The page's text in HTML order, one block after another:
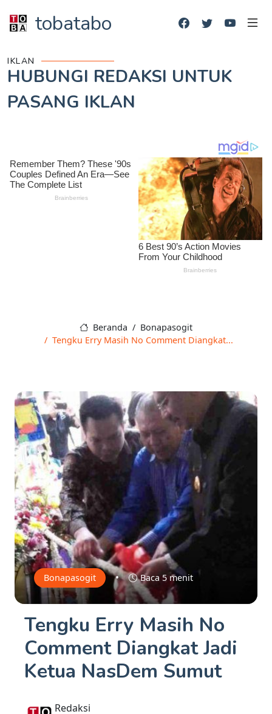
tobatabo
IKLAN
HUBUNGI REDAKSI UNTUK
PASANG IKLAN
Beranda
Bonapasogit
Tengku Erry Masih No Comment Diangkat...
Bonapasogit • Baca 5 menit
Tengku Erry Masih No
Comment Diangkat Jadi
Ketua NasDem Sumut
Redaksi